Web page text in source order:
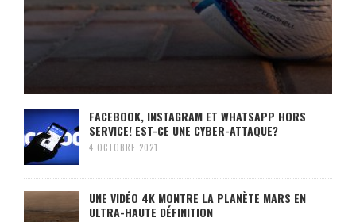
FACEBOOK, INSTAGRAM ET WHATSAPP HORS
SERVICE! EST-CE UNE CYBER-ATTAQUE?
4 OCTOBRE 2021
UNE VIDÉO 4K MONTRE LA PLANÈTE MARS EN
ULTRA-HAUTE DÉFINITION